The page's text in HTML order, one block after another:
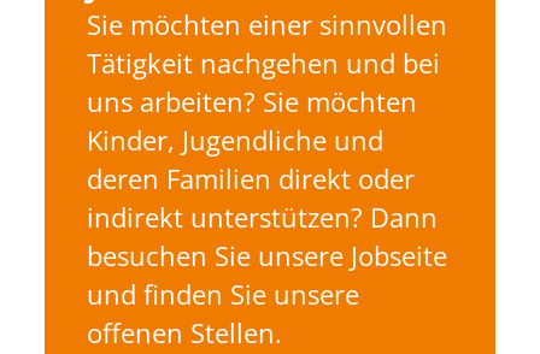
Sie möchten einer sinnvollen
Tätigkeit nachgehen und bei
uns arbeiten? Sie möchten
Kinder, Jugendliche und
deren Familien direkt oder
indirekt unterstützen? Dann
besuchen Sie unsere Jobseite
und finden Sie unsere
offenen Stellen.